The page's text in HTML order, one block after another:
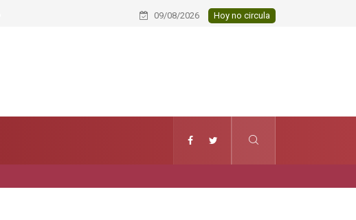
Huamantla fortalece lazos de
09/08/2026 Hoy no circula